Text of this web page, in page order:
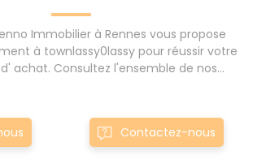
Immobilier à Rennes vous propose
votre
de nos
également aux alentours : Le Rheu,
T2 à
marché
plus grand nombre de réussir son projet
Contactez-nous